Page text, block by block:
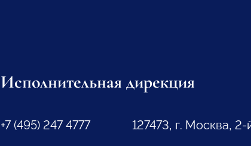
Исполнительная дирекция
+7 (495) 247 4777
127473, г. Москва,